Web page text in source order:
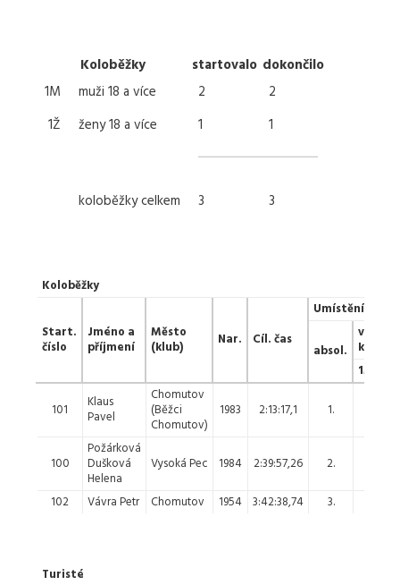
Koloběžky startovalo dokončilo
1M
muži 18 a více 2
2
1Ž
ženy 18 a více 1 1
koloběžky celkem 3 3
Koloběžky
Start.
číslo
Jméno a
příjmení
Město
(klub)
Nar. Cíl. čas
Umístění
absol.
v
1M
101
Klaus
Pavel
Chomutov
(Běžci
Chomutov)
1983 2:13:17,1 1.
100
Požárková
Dušková
Helena
Vysoká Pec 1984 2:39:57,26 2.
102 Vávra Petr Chomutov 1954 3:42:38,74 3.
Turisté